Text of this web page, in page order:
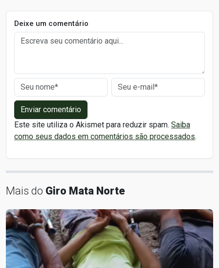
Deixe um comentário
Enviar comentário
Este site utiliza o Akismet para reduzir spam. Saiba
como seus dados em comentários são processados.
Mais do Giro Mata Norte